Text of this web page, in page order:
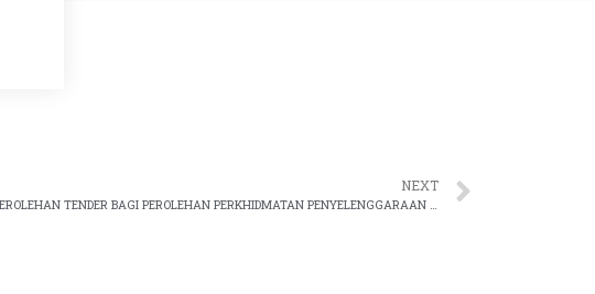
NEXT
KENYATAAN TAWARAN PEROLEHAN TENDER BAGI PEROLEHAN PERKHIDMATAN PENYELENGGARAAN PEMBAIKAN SISTEM ESYARIAH VERSI 3 (ESV3) JABATAN KEHAKIMAN SYARIAH MALAYSIA (JKSM)